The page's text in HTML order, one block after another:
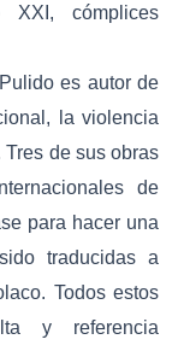
XXI, cómplices
es autor de
la violencia
de sus obras
de
para hacer una
traducidas a
Todos estos
y referencia